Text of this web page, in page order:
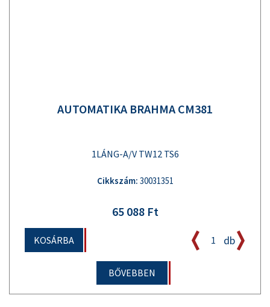
AUTOMATIKA BRAHMA CM381
1LÁNG-A/V TW12 TS6
Cikkszám: 30031351
65 088 Ft
KOSÁRBA db
BŐVEBBEN